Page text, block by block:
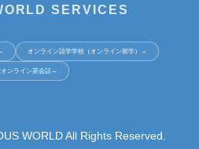
SERVICES
オンライン語学学校（オンライン留学） →
ンライン英会話→
WORLD All Rights Reserved.